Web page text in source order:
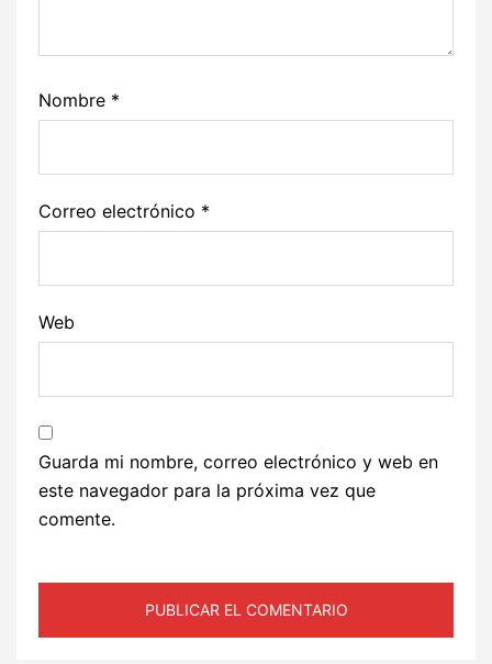
Nombre *
Correo electrónico *
Web
Guarda mi nombre, correo electrónico y web en
este navegador para la próxima vez que
comente.